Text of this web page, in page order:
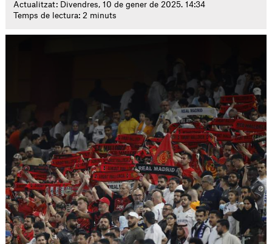
Actualitzat: Divendres, 10 de gener de 2025. 14:34
Temps de lectura: 2 minuts